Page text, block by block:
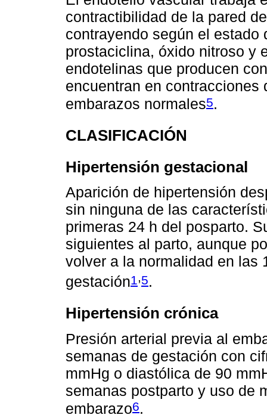
contractibilidad de la pared
contrayendo según el
prostaciclina, óxido nitroso y
endotelinas que producen
encuentran en
embarazos normales5.
CLASIFICACIÓN
Hipertensión gestacional
Aparición de hipertensión
sin ninguna de las
primeras 24 h del posparto.
siguientes al parto, aunque
volver a la normalidad en las
gestación1 ,5.
Hipertensión crónica
Presión arterial previa al
semanas de gestación con
mmHg o diastólica de 90
semanas postparto y uso de
embarazo6.